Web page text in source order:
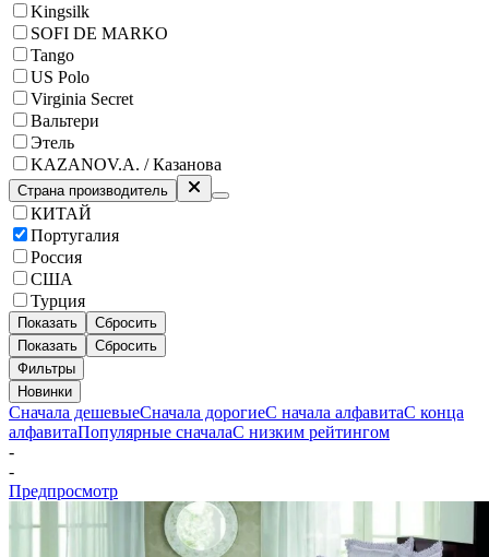
Kingsilk
SOFI DE MARKO
Tango
US Polo
Virginia Secret
Вальтери
Этель
KAZANOV.A. / Казанова
Страна производитель
КИТАЙ
Португалия
Россия
США
Турция
Показать
Сбросить
Показать
Сбросить
Фильтры
Новинки
Сначала дешевыеСначала дорогиеС начала алфавитаС конца
алфавитаПопулярные сначалаС низким рейтингом
-
-
Предпросмотр